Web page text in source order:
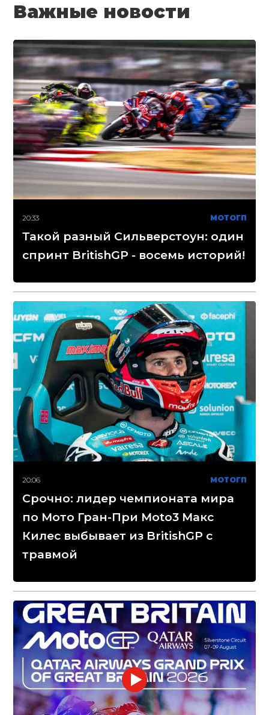
Важные новости
20:33 МОТОГП
Такой разный Сильверстоун: один
спринт BritishGP - восемь историй!
20:06 МОТОГП
Срочно: лидер чемпионата мира
по Мото Гран-При Moto3 Макс
Килес выбывает из BritishGP с
травмой